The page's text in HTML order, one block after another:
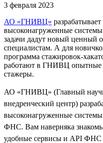
3 февраля 2023
АО «ГНИВЦ»
высоконагруженные
задачи дадут новый ценный
специалистам. А для
программа стажировок-
работают в ГНИВЦ опытные
стажеры.
АО «ГНИВЦ» (Главный
внедренческий центр)
высоконагруженные
ФНС. Вам наверняка
удобные сервисы и API ФНС